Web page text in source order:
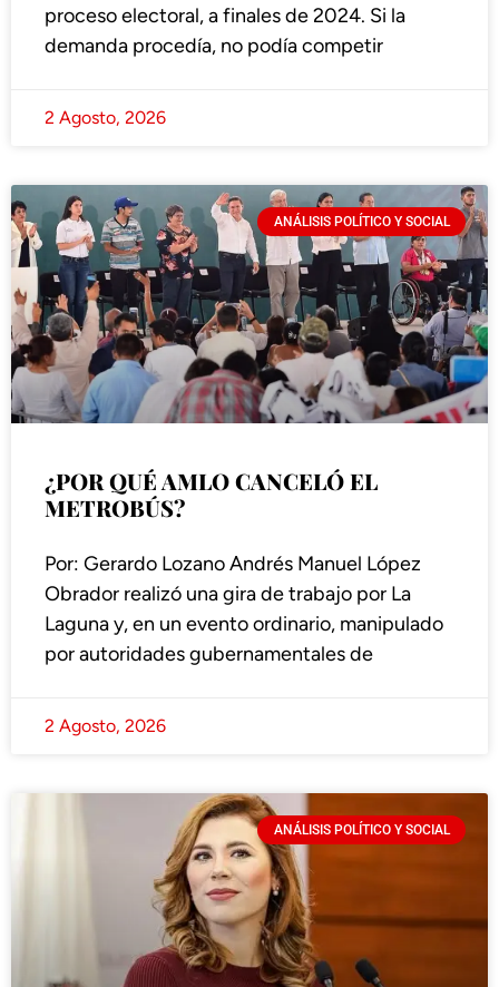
proceso electoral, a finales de 2024. Si la
demanda procedía, no podía competir
2 Agosto, 2026
ANÁLISIS POLÍTICO Y SOCIAL
¿POR QUÉ AMLO CANCELÓ EL
METROBÚS?
Por: Gerardo Lozano Andrés Manuel López
Obrador realizó una gira de trabajo por La
Laguna y, en un evento ordinario, manipulado
por autoridades gubernamentales de
2 Agosto, 2026
ANÁLISIS POLÍTICO Y SOCIAL